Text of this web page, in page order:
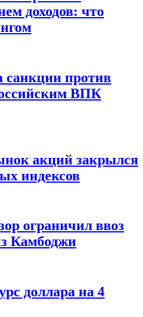
доходов: что
санкции против
ВПК
акций закрылся
индексов
ограничил ввоз
Камбоджи
доллара на 4